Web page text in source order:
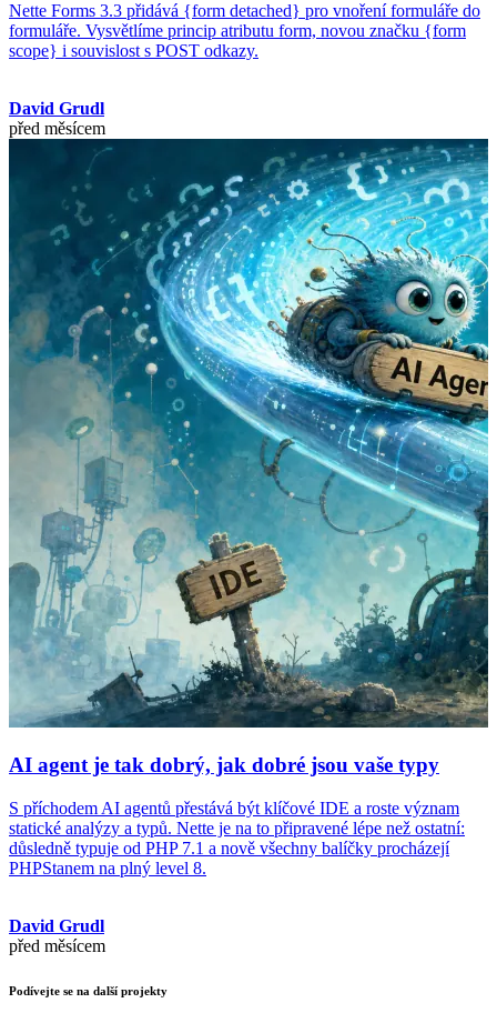
Nette Forms 3.3 přidává {form detached} pro vnoření formuláře do
formuláře. Vysvětlíme princip atributu form, novou značku {form
scope} i souvislost s POST odkazy.
David Grudl
před měsícem
AI agent je tak dobrý, jak dobré jsou vaše typy
S příchodem AI agentů přestává být klíčové IDE a roste význam
statické analýzy a typů. Nette je na to připravené lépe než ostatní:
důsledně typuje od PHP 7.1 a nově všechny balíčky procházejí
PHPStanem na plný level 8.
David Grudl
před měsícem
Podívejte se na další projekty